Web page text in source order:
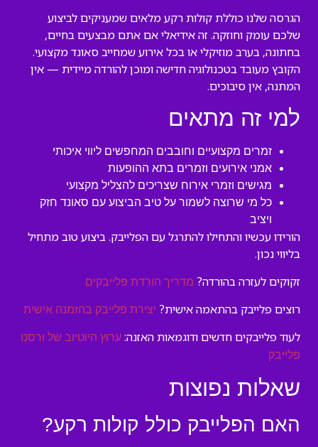
הגרסה שלנו כוללת קולות רקע מלאים שמעניקים לביצוע
שלכם עומק וחוזקה. זה אידיאלי אם אתם מבצעים בחיים,
בחתונה, בערב מוזיקלי או בכל אירוע שמחייב סאונד מקצועי.
הקובץ מעובד בטכנולוגיה חדישה ומוכן להורדה מיידית — אין
המתנה, אין סיבוכים.
למי זה מתאים
זמרים מקצועיים וחובבים המחפשים ליווי איכותי
אמני אירועים וזמרים בתא ההופעות
מגישים וזמרי אירוח שצריכים להצליל מקצועי
כל מי שרוצה לשמור על טיב הביצוע עם סאונד חזק
ויציב
הורידו עכשיו והתחילו להתרגל עם הפלייבק. ביצוע טוב מתחיל
בליווי נכון.
זקוקים לעזרה בהורדה? מדריך הורדת פלייבקים
רוצים פלייבק בהתאמה אישית? יצירת פלייבק בהזמנה אישית
לעוד פלייבקים חדשים ודוגמאות האזנה: ערוץ היוטיוב של ורסנו
פלייבק
שאלות נפוצות
האם הפלייבק כולל קולות רקע?